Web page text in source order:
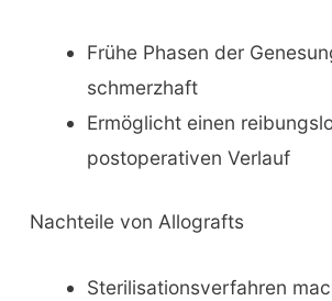
Frühe Phasen der
schmerzhaft
Ermöglicht einen
postoperativen Verlauf
Nachteile von Allografts
Sterilisationsverfahren